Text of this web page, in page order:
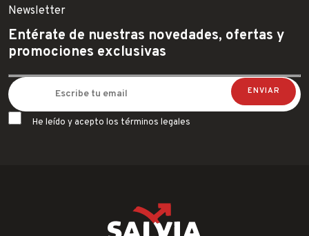
Newsletter
Entérate de nuestras novedades, ofertas y
promociones exclusivas
He leído y acepto los términos legales